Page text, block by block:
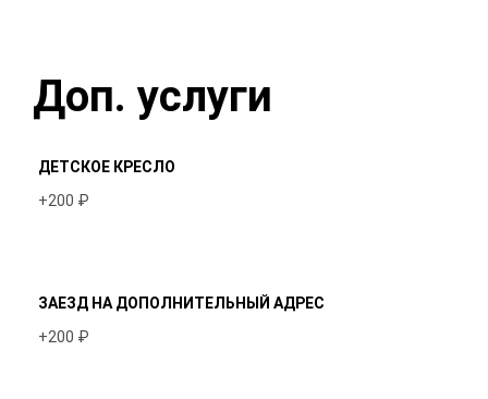
Доп. услуги
ДЕТСКОЕ КРЕСЛО
+200 ₽
ЗАЕЗД НА ДОПОЛНИТЕЛЬНЫЙ АДРЕС
+200 ₽